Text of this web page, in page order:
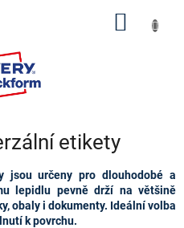
etikety
jsou určeny pro dlouhodobé a
lepidlu pevně drží na většině
obaly i dokumenty. Ideální volba
k povrchu.